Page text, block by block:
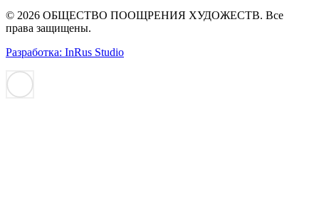
© 2026 ОБЩЕСТВО ПООЩРЕНИЯ ХУДОЖЕСТВ. Все
права защищены.
Разработка: InRus Studio